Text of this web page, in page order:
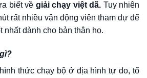
biết về giải chạy việt dã. Tuy nhiên
rất nhiều vận động viên tham dự để
dành cho bản thân họ.
thức chạy bộ ở địa hình tự do, tổ